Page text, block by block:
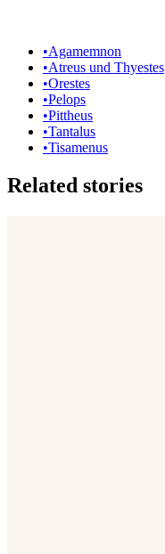
•Agamemnon
•Atreus und Thyestes
•Orestes
•Pelops
•Pittheus
•Tantalus
•Tisamenus
Related stories